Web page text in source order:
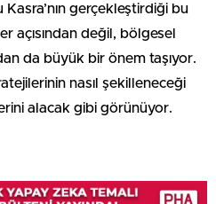
gerçekleştirdiği bu
açısından değil, bölgesel
da büyük bir önem taşıyor.
nasıl şekilleneceği
alacak gibi görünüyor.